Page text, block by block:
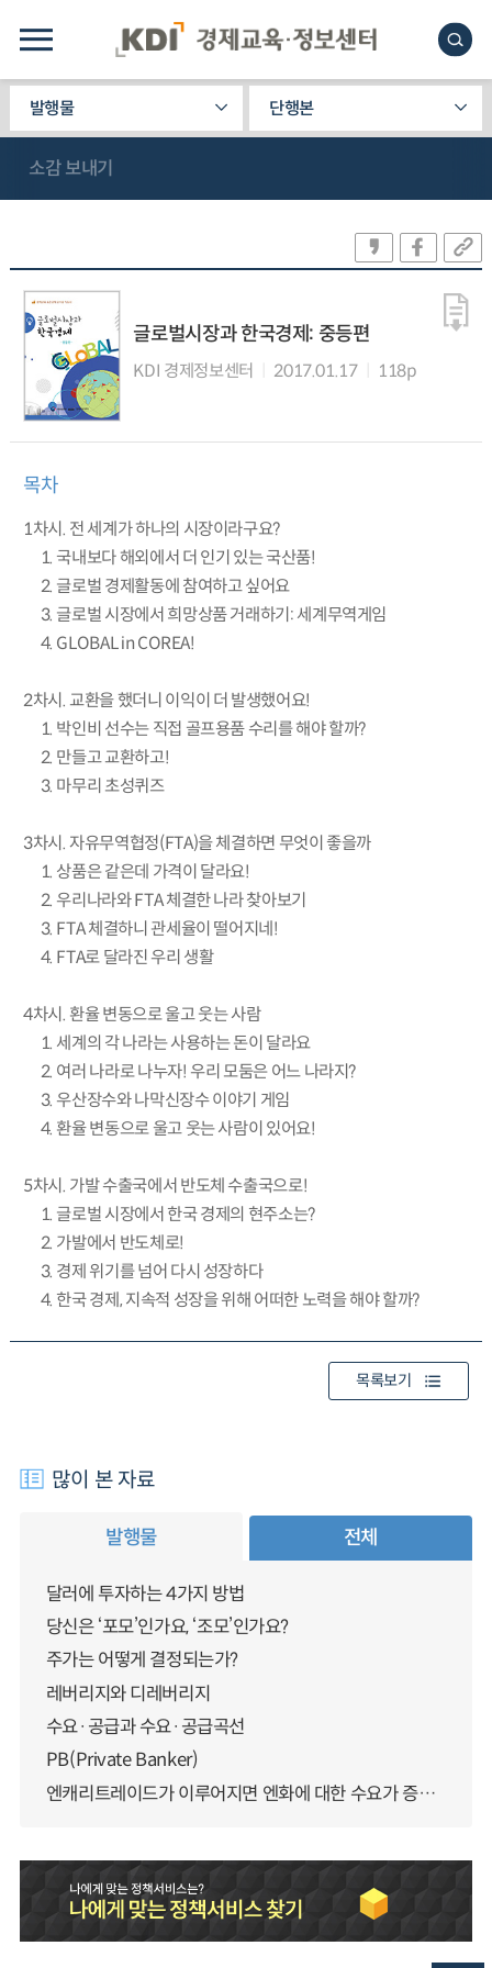
발행물 단행본
소감 보내기
글로벌시장과 한국경제: 중등편
KDI 경제정보센터 2017.01.17 118p
목차
1차시. 전 세계가 하나의 시장이라구요?
1. 국내보다 해외에서 더 인기 있는 국산품!
2. 글로벌 경제활동에 참여하고 싶어요
3. 글로벌 시장에서 희망상품 거래하기: 세계무역게임
4. GLOBAL in COREA!
2차시. 교환을 했더니 이익이 더 발생했어요!
1. 박인비 선수는 직접 골프용품 수리를 해야 할까?
2. 만들고 교환하고!
3. 마무리 초성퀴즈
3차시. 자유무역협정(FTA)을 체결하면 무엇이 좋을까
1. 상품은 같은데 가격이 달라요!
2. 우리나라와 FTA 체결한 나라 찾아보기
3. FTA 체결하니 관세율이 떨어지네!
4. FTA로 달라진 우리 생활
4차시. 환율 변동으로 울고 웃는 사람
1. 세계의 각 나라는 사용하는 돈이 달라요
2. 여러 나라로 나누자! 우리 모둠은 어느 나라지?
3. 우산장수와 나막신장수 이야기 게임
4. 환율 변동으로 울고 웃는 사람이 있어요!
5차시. 가발 수출국에서 반도체 수출국으로!
1. 글로벌 시장에서 한국 경제의 현주소는?
2. 가발에서 반도체로!
3. 경제 위기를 넘어 다시 성장하다
4. 한국 경제, 지속적 성장을 위해 어떠한 노력을 해야 할까?
목록보기
많이 본 자료
발행물 전체
달러에 투자하는 4가지 방법
당신은 ‘포모’인가요, ‘조모’인가요?
주가는 어떻게 결정되는가?
레버리지와 디레버리지
수요·공급과 수요·공급곡선
PB(Private Banker)
엔캐리트레이드가 이루어지면 엔화에 대한 수요가 증가하지 않나요?